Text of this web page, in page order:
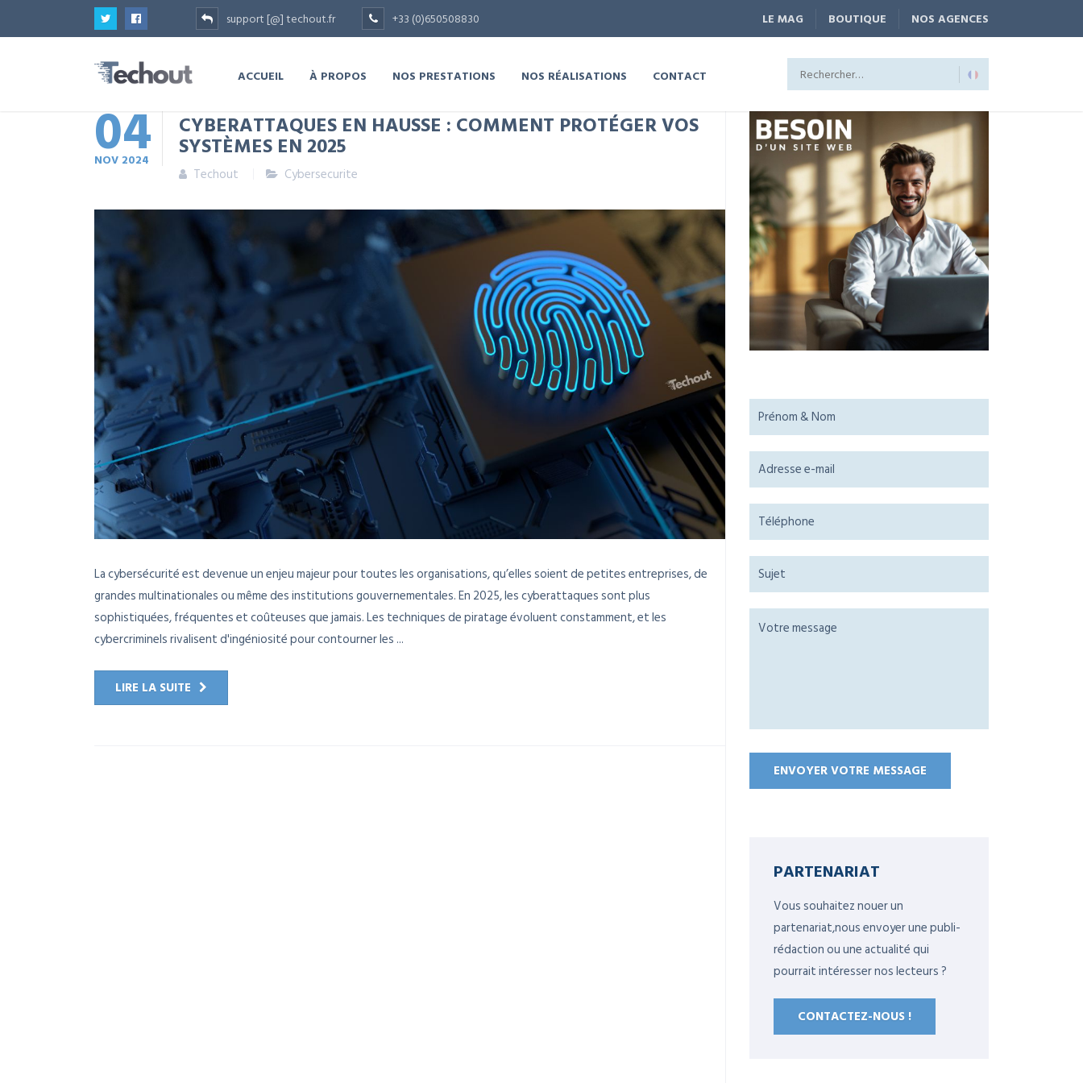
support [@] techout.fr +33 (0)650508830 LE MAG BOUTIQUE NOS AGENCES
ACCUEIL À PROPOS NOS PRESTATIONS NOS RÉALISATIONS CONTACT
04
NOV 2024
CYBERATTAQUES EN HAUSSE : COMMENT PROTÉGER VOS
SYSTÈMES EN 2025
Techout Cybersecurite
La cybersécurité est devenue un enjeu majeur pour toutes les organisations, qu’elles soient de petites entreprises, de
grandes multinationales ou même des institutions gouvernementales. En 2025, les cyberattaques sont plus
sophistiquées, fréquentes et coûteuses que jamais. Les techniques de piratage évoluent constamment, et les
cybercriminels rivalisent d'ingéniosité pour contourner les ...
LIRE LA SUITE
PARTENARIAT
Vous souhaitez nouer un
partenariat,nous envoyer une publi-
rédaction ou une actualité qui
pourrait intéresser nos lecteurs ?
CONTACTEZ-NOUS !